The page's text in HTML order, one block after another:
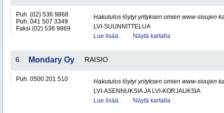
Puh. (02) 536 9868
Puh. 041 507 3349
Faksi (02) 536 9869
Hakutulos löytyi yrityksen omien www-sivujen
LVI-SUUNNITTELUA
Lue lisää..
Näytä kartalla
6. Mondary Oy RAISIO
Puh. 0500 201 510
Hakutulos löytyi yrityksen omien www-sivujen
LVI-ASENNUKSIA JA LVI-KORJAUKSIA
Lue lisää..
Näytä kartalla